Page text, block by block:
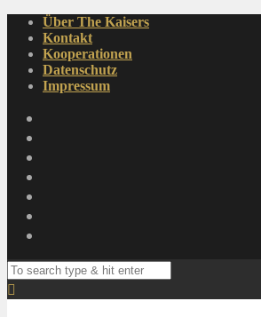
Über The Kaisers
Kontakt
Kooperationen
Datenschutz
Impressum